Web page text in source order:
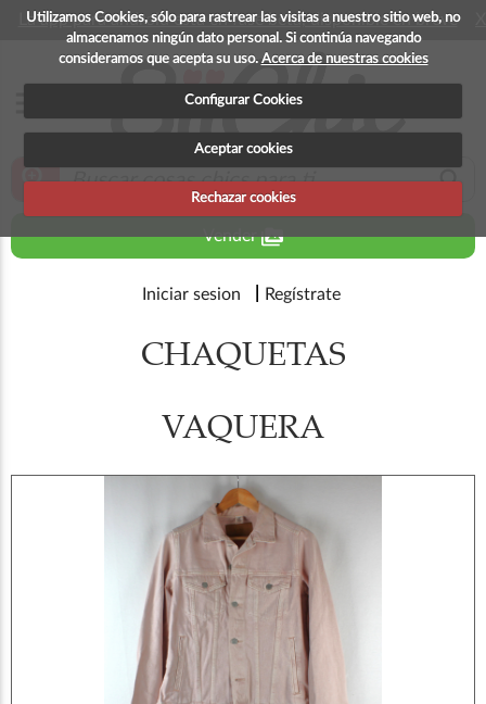
Utilizamos Cookies, sólo para rastrear las visitas a nuestro sitio web, no
almacenamos ningún dato personal. Si continúa navegando
consideramos que acepta su uso. Acerca de nuestras cookies
Configurar Cookies
Aceptar cookies
Rechazar cookies
La app para android esta en fase beta, disponible en breve
zoom_in search
Venderperm_media
Iniciar sesion Regístrate
CHAQUETAS
VAQUERA